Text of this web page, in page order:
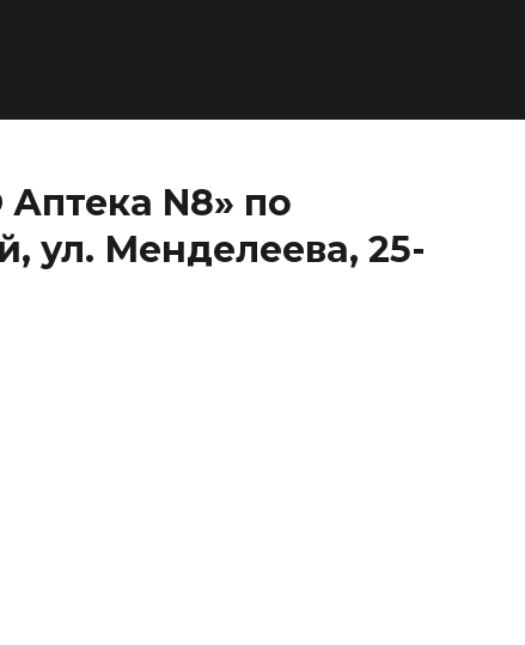
N8» по
ул. Менделеева, 25-